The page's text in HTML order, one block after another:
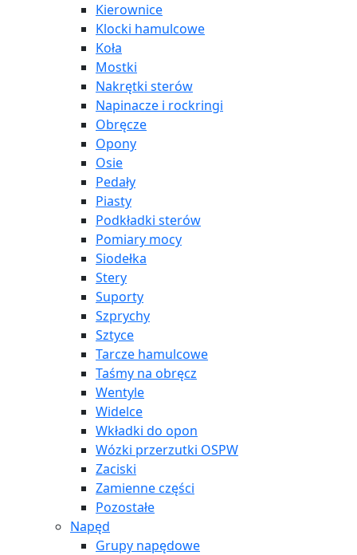
Kierownice
Klocki hamulcowe
Koła
Mostki
Nakrętki sterów
Napinacze i rockringi
Obręcze
Opony
Osie
Pedały
Piasty
Podkładki sterów
Pomiary mocy
Siodełka
Stery
Suporty
Szprychy
Sztyce
Tarcze hamulcowe
Taśmy na obręcz
Wentyle
Widelce
Wkładki do opon
Wózki przerzutki OSPW
Zaciski
Zamienne części
Pozostałe
Napęd
Grupy napędowe